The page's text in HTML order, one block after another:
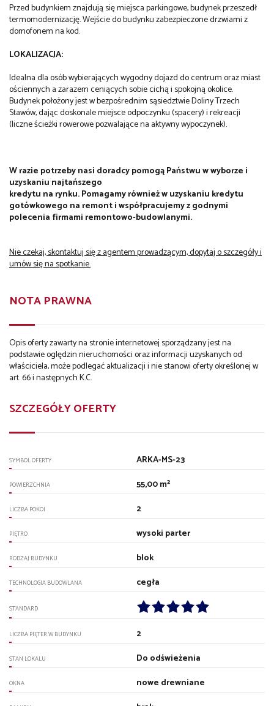
Przed budynkiem znajdują się miejsca parkingowe, budynek przeszedł
termomodernizację. Wejście do budynku zabezpieczone drzwiami z
domofonem na kod.
LOKALIZACJA:
Idealna dla osób wybierających wygodny dojazd do centrum oraz miast
ościennych a zarazem ceniących sobie cichą i spokojną okolice.
Budynek położony jest w bezpośrednim sąsiedztwie Doliny Trzech
Stawów, dając doskonale miejsce odpoczynku (spacery) i rekreacji
(liczne ścieżki rowerowe pozwalające na aktywny wypoczynek).
W razie potrzeby nasi doradcy pomogą Państwu w wyborze i
uzyskaniu najtańszego
kredytu na rynku. Pomagamy również w uzyskaniu kredytu
gotówkowego na remont i współpracujemy z godnymi
polecenia firmami remontowo-budowlanymi.
Nie czekaj, skontaktuj się z agentem prowadzącym, dopytaj o szczegóły i
umów się na spotkanie.
NOTA PRAWNA
Opis oferty zawarty na stronie internetowej sporządzany jest na
podstawie oględzin nieruchomości oraz informacji uzyskanych od
właściciela, może podlegać aktualizacji i nie stanowi oferty określonej w
art. 66 i następnych K.C.
SZCZEGÓŁY OFERTY
SYMBOL OFERTY ARKA-MS-23
POWIERZCHNIA 55,00 m²
LICZBA POKOI 2
PIĘTRO wysoki parter
RODZAJ BUDYNKU blok
TECHNOLOGIA BUDOWLANA cegła
STANDARD
LICZBA PIĘTER W BUDYNKU 2
STAN LOKALU Do odświeżenia
OKNA nowe drewniane